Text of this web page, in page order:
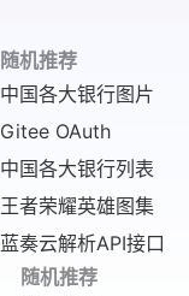
随机推荐
中国各大银行图片
Gitee OAuth
中国各大银行列表
王者荣耀英雄图集
蓝奏云解析API接口
随机推荐